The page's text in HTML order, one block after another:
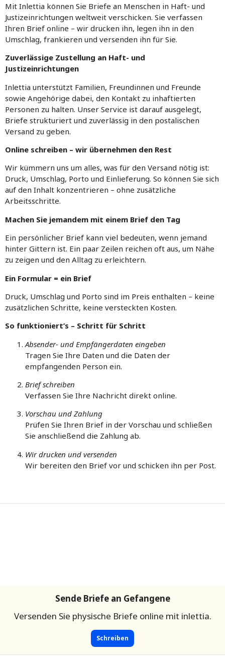
Mit Inlettia können Sie Briefe an Menschen in Haft- und
Justizeinrichtungen weltweit verschicken. Sie verfassen
Ihren Brief online – wir drucken ihn, legen ihn in den
Umschlag, frankieren und versenden ihn für Sie.
Zuverlässige Zustellung an Haft- und
Justizeinrichtungen
Inlettia unterstützt Familien, Freundinnen und Freunde
sowie Angehörige dabei, den Kontakt zu inhaftierten
Personen zu halten. Unser Service ist darauf ausgelegt,
Briefe strukturiert und zuverlässig in den postalischen
Versand zu geben.
Online schreiben – wir übernehmen den Rest
Wir kümmern uns um alles, was für den Versand nötig ist:
Druck, Umschlag, Porto und Einlieferung. So können Sie sich
auf den Inhalt konzentrieren – ohne zusätzliche
Arbeitsschritte.
Machen Sie jemandem mit einem Brief den Tag
Ein persönlicher Brief kann viel bedeuten, wenn jemand
hinter Gittern ist. Ein paar Zeilen reichen oft aus, um Nähe
zu zeigen und den Alltag zu erleichtern.
Ein Formular = ein Brief
Druck, Umschlag und Porto sind im Preis enthalten – keine
zusätzlichen Schritte, keine versteckten Kosten.
So funktioniert’s – Schritt für Schritt
Absender- und Empfängerdaten eingeben
Tragen Sie Ihre Daten und die Daten der
empfangenden Person ein.
Brief schreiben
Verfassen Sie Ihre Nachricht direkt online.
Vorschau und Zahlung
Prüfen Sie Ihren Brief in der Vorschau und schließen
Sie anschließend die Zahlung ab.
Wir drucken und versenden
Wir bereiten den Brief vor und schicken ihn per Post.
Sende Briefe an Gefangene
Versenden Sie physische Briefe online mit inlettia.
Schreiben